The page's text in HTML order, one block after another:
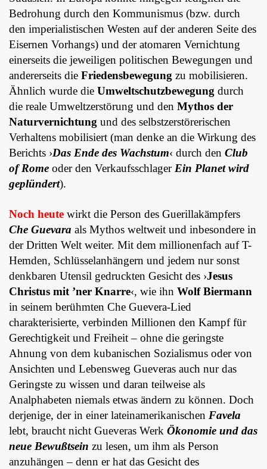
Bedrohung durch den Kommunismus (bzw. durch
den imperialistischen Westen auf der anderen Seite des
Eisernen Vorhangs) und der atomaren Vernichtung
einerseits die jeweiligen politischen Bewegungen und
andererseits die Friedensbewegung zu mobilisieren.
Ähnlich wurde die Umweltschutzbewegung durch
die reale Umweltzerstörung und den Mythos der
Naturvernichtung und des selbstzerstörerischen
Verhaltens mobilisiert (man denke an die Wirkung des
Berichts ›Das Ende des Wachstum‹ durch den Club
of Rome oder den Verkaufsschlager Ein Planet wird
geplündert).
Noch heute wirkt die Person des Guerillakämpfers
Che Guevara als Mythos weltweit und inbesondere in
der Dritten Welt weiter. Mit dem millionenfach auf T-
Hemden, Schlüsselanhängern und jedem nur sonst
denkbaren Utensil gedruckten Gesicht des ›Jesus
Christus mit ’ner Knarre‹, wie ihn Wolf Biermann
in seinem berühmten Che Guevera-Lied
charakterisierte, verbinden Millionen den Kampf für
Gerechtigkeit und Freiheit – ohne die geringste
Ahnung von dem kubanischen Sozialismus oder von
Ansichten und Lebensweg Gueveras auch nur das
Geringste zu wissen und daran teilweise als
Analphabeten niemals etwas ändern zu können. Doch
derjenige, der in einer lateinamerikanischen Favela
lebt, braucht nicht Gueveras Werk Ökonomie und das
neue Bewußtsein zu lesen, um ihm als Person
anzuhängen – denn er hat das Gesicht des